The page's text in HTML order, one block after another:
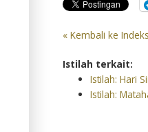
« Kembali ke
Istilah terkait:
Istilah: Hari
Istilah: